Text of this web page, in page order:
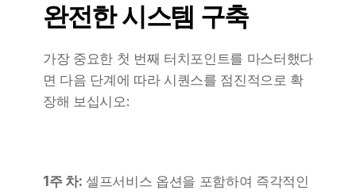
완전한 시스템 구축
가장 중요한 첫 번째 터치포인트를 마스터했다
면 다음 단계에 따라 시퀀스를 점진적으로 확
장해 보십시오:
1주 차: 셀프서비스 옵션을 포함하여 즉각적인